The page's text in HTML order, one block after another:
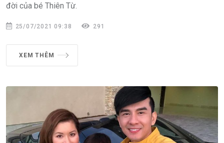
đời của bé Thiên Từ.
25/07/2021 09:38 291
XEM THÊM